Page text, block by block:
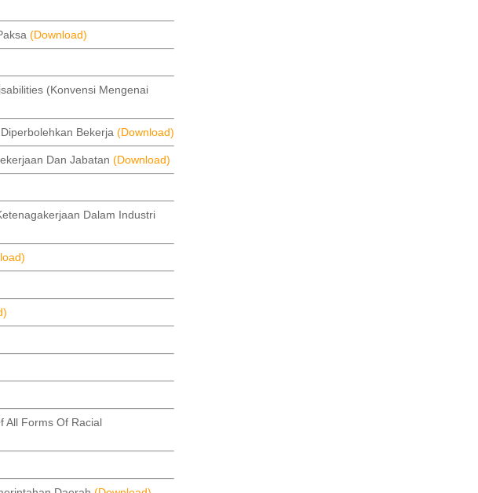
(Download)
(Konvensi Mengenai
Bekerja (Download)
Dan Jabatan (Download)
Dalam Industri
All Forms Of Racial